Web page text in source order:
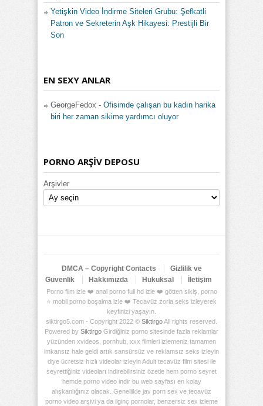
Yetişkin Video İndirme Siteleri Grubu: Şefkatli
Patron ve Sekreterin Aşk Hikayesi: Prestijli Bir
Son
EN SEXY ANLAR
GeorgeFedox - Ofisimde çalışan bu kadın harika
biri her zaman sikime yardımcı oluyor
PORNO ARŞİV DEPOSU
Arşivler
DMCA – Copyright Contacts
Gizlilik ve
Güvenlik
Hakkımızda Hukuksal İletişim
Porno film izle ❤️ anal porno full hd izle ❤️ götten sikiş, porno
⭐ mobil porno boşalma izle ❤️ Tecavüz zorla seks izleyerek
keyfinizi yaşayın.
siktirgo5.com - Copyright 2022 © SiktirgoAll rights reserved.
Powered by Siktirgo Girdiğiniz porno sitesinde fazla reklamlar
yüzünden xvideos, pornhub, xxx filmleri izlemeniz tamamen
imkansız hale geldi artık sansürsüz ve reklamsız seks izleyin
diye ücretsiz hızlı videolar izleyin Adult tecavüz film sitesi ile
seyrettiğiniz videoları indirebilirsiniz özetle hem porno seyret
hemde porno video indir bu web sayfası en kolay
alışkanlığınız olacak. Genellikle jav porn sex ve tecavüz
porno video arşivi ya da ilginç pornolar, benzersiz sex izleme